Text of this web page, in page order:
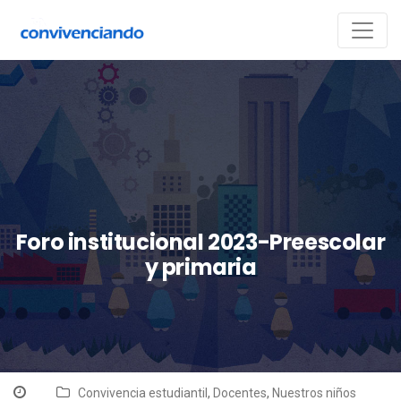
Foro institucional 2023-Preescolar
y primaria
Convivencia estudiantil , Docentes, Nuestros niños